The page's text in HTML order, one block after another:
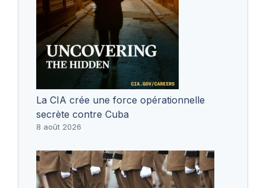
La CIA crée une force opérationnelle
secrète contre Cuba
8 août 2026